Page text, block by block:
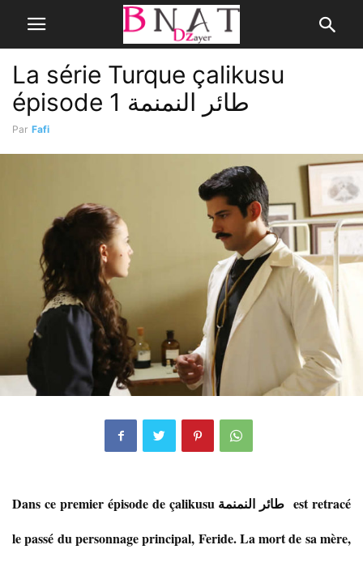
La série Turque çalikusu
épisode 1 طائر النمنمة
Par Fafi
Dans ce premier épisode de çalikusu طائر النمنمة est retracé
le passé du personnage principal, Feride. La mort de sa mère,